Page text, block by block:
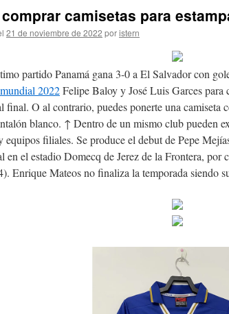
camisetas para
21 de noviembre de 2022 poristern
partido Panamá gana 3-0 a El Salvador con
2022Felipe Baloy y José Luis Garces para
final. O al contrario, puedes ponerte una camiseta
blanco. ↑ Dentro de un mismo club pueden
equipos filiales. Se produce el debut de Pepe
en el estadio Domecq de Jerez de la Frontera,
Enrique Mateos no finaliza la temporada siendo